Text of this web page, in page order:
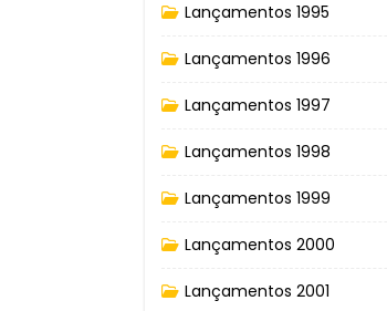
Lançamentos 1995
Lançamentos 1996
Lançamentos 1997
Lançamentos 1998
Lançamentos 1999
Lançamentos 2000
Lançamentos 2001